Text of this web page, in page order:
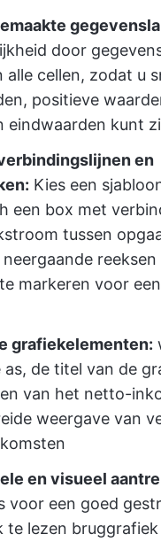
door
alle cellen, zodat u
positieve
eindwaarden kunt
en
Kies een
een box met
tussen
markeren voor
grafiekelementen:
de titel van de
van het netto-
weergave van
en visueel
voor een goed
te lezen